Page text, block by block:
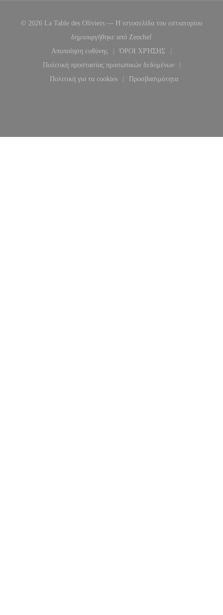
© 2026 La Table des Oliviers — Η ιστοσελίδα του εστιατορίου
δημιουργήθηκε από Zenchef((ανοίγει σε νέο
Αποποίηση ευθύνης
((ανοίγει σε νέο παράθυρο))
ΌΡΟΙ ΧΡΉΣΗΣ
((ανοίγει σε νέο
Πολιτική προστασίας προσωπικών δεδομένων
((ανοίγει σε νέο παράθυρο))
Πολιτική για τα cookies
((ανοίγει σε νέο παράθυρο))
Προσβασιμότητα
((ανοίγει σε νέο